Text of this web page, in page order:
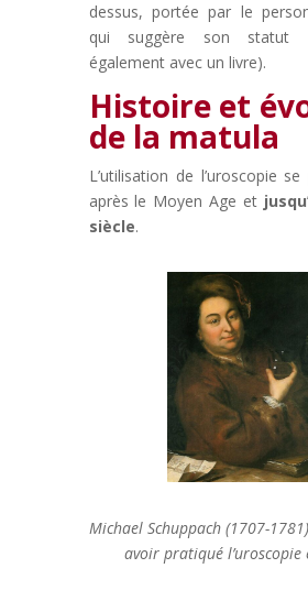
dessus, portée par le
qui suggère son statut
également avec un livre).
Histoire et
de la matula
L’utilisation de l’uroscopie
après le Moyen Age et
siècle.
Michael Schuppach (1707-
avoir pratiqué l’uroscopie